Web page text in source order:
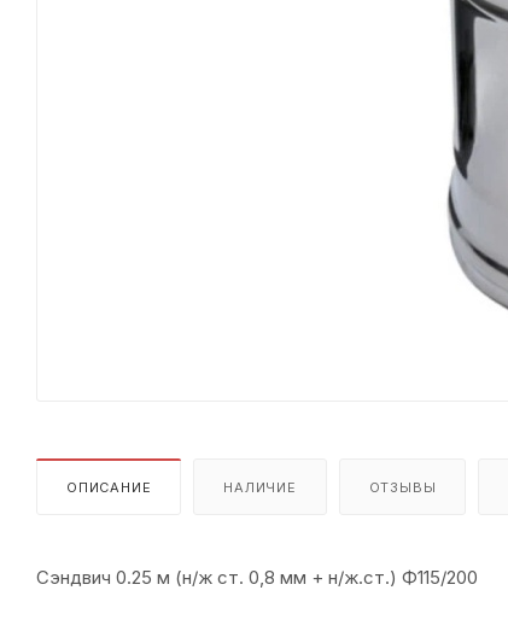
ОПИСАНИЕ НАЛИЧИЕ ОТЗЫВЫ
Сэндвич 0.25 м (н/ж ст. 0,8 мм + н/ж.ст.) Ф115/200